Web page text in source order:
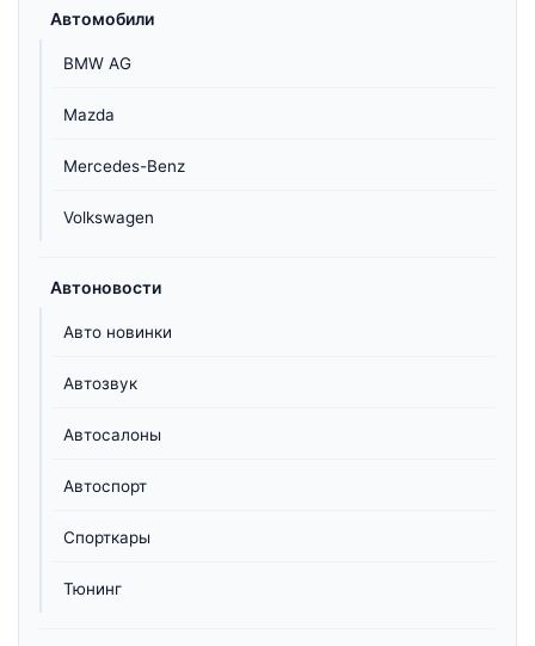
Автомобили
BMW AG
Mazda
Mercedes-Benz
Volkswagen
Автоновости
Авто новинки
Автозвук
Автосалоны
Автоспорт
Спорткары
Тюнинг